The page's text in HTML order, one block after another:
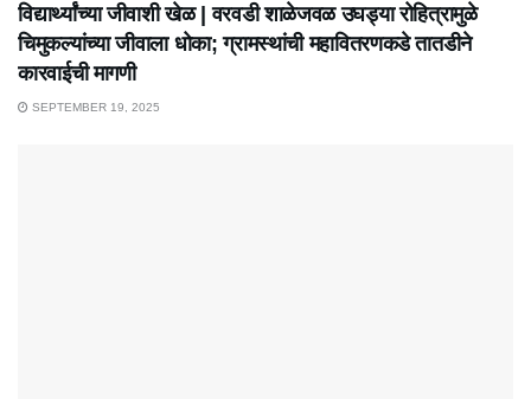
विद्यार्थ्यांच्या जीवाशी खेळ | वरवडी शाळेजवळ उघड्या रोहित्रामुळे
चिमुकल्यांच्या जीवाला धोका; ग्रामस्थांची महावितरणकडे तातडीने
कारवाईची मागणी
SEPTEMBER 19, 2025